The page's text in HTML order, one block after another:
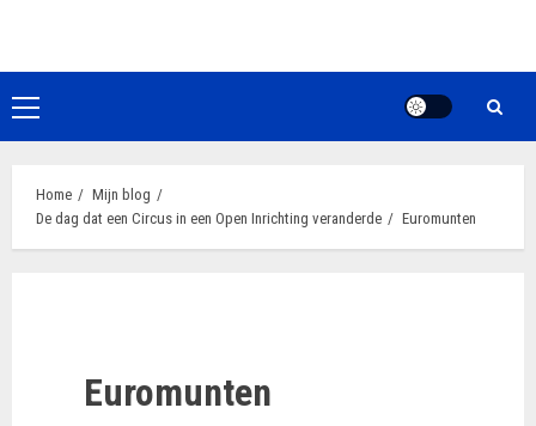
de
inhoudPrimair
menu
Home
Mijn blog
De dag dat een Circus in een Open Inrichting veranderde
Euromunten
Euromunten